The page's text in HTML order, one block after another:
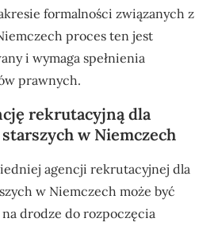
formalności związanych z
proces ten jest
i wymaga spełnienia
prawnych.
rekrutacyjną dla
w Niemczech
agencji rekrutacyjnej dla
w Niemczech może być
drodze do rozpoczęcia